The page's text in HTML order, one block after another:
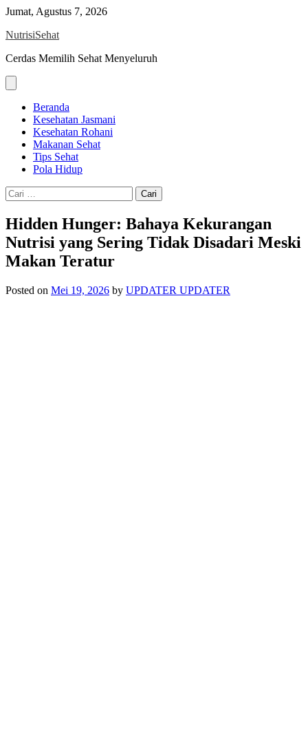
Skip
content
Jumat, Agustus 7, 2026
NutrisiSehat
Cerdas Memilih Sehat Menyeluruh
Beranda
Kesehatan Jasmani
Kesehatan Rohani
Makanan Sehat
Tips Sehat
Pola Hidup
Cari
untuk:
Hidden Hunger: Bahaya Kekurangan
Nutrisi yang Sering Tidak Disadari Meski
Makan Teratur
Posted on Mei 19, 2026 by UPDATER UPDATER